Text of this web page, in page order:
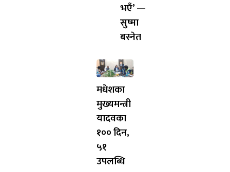
भएँ’ —
सुष्मा
बस्नेत
मधेशका
मुख्यमन्त्री
यादवका
१०० दिन,
५१
उपलब्धि